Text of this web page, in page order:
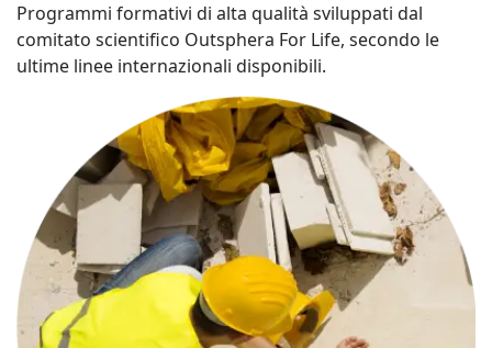
Programmi formativi di alta qualità sviluppati dal
comitato scientifico Outsphera For Life, secondo le
ultime linee internazionali disponibili.